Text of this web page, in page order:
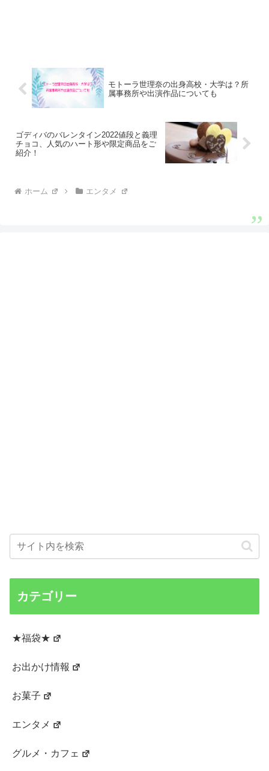
モトーラ世理奈の出身高校・大学は？所
属事務所や出演作品についても
ゴディバのバレンタイン2022値段と義理
チョコ、人気のハート形や限定商品をご
紹介！
ホーム エンタメ
カテゴリー
★福袋★
お出かけ情報
お菓子
エンタメ
グルメ・カフェ